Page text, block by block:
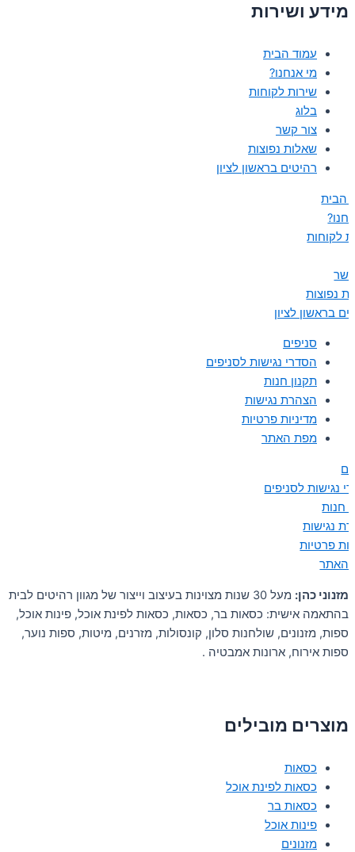
מידע ושירות
עמוד הבית
מי אנחנו?
שירות לקוחות
בלוג
צור קשר
שאלות נפוצות
רהיטים בראשון לציון
הבית
לקוחות
נפוצות
בראשון לציון
סניפים
הסדרי נגישות לסניפים
תקנון חנות
הצהרת נגישות
מדיניות פרטיות
מפת האתר
נגישות לסניפים
חנות
נגישות
פרטיות
האתר
מזנוני כהן:
מעל 30 שנות מצוינות בעיצוב וייצור של מגוון רהיטים לבית
בהתאמה אישית: כסאות בר, כסאות, כסאות לפינת אוכל, פינות אוכל,
ספות, מזנונים, שולחנות סלון, קונסולות, מזרנים, מיטות, ספות נוער,
ספות אירוח, ארונות אמבטיה .
מוצרים מובילים
כסאות
כסאות לפינת אוכל
כסאות בר
פינות אוכל
מזנונים